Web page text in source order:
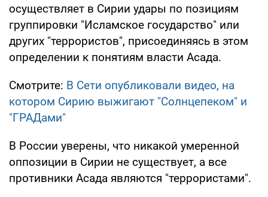
осуществляет в Сирии удары по позициям
группировки "Исламское государство" или
других "террористов", присоединяясь в этом
определении к понятиям власти Асада.
Смотрите: В Сети опубликовали видео, на
котором Сирию выжигают "Солнцепеком" и
"ГРАДами"
В России уверены, что никакой умеренной
оппозиции в Сирии не существует, а все
противники Асада являются "террористами".